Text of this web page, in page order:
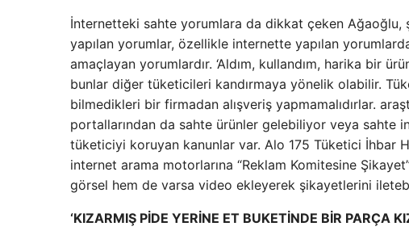
İnternetteki sahte yorumlara da dikkat çeken Ağaoğlu,
yapılan yorumlar, özellikle internette yapılan
amaçlayan yorumlardır. ‘Aldım, kullandım, harika bir
bunlar diğer tüketicileri kandırmaya yönelik olabilir.
bilmedikleri bir firmadan alışveriş yapmamalıdırlar.
portallarından da sahte ürünler gelebiliyor veya sahte
tüketiciyi koruyan kanunlar var. Alo 175 Tüketici İhbar
internet arama motorlarına “Reklam Komitesine
görsel hem de varsa video ekleyerek şikayetlerini
‘KIZARMIŞ PİDE YERİNE ET BUKETİNDE BİR PARÇA